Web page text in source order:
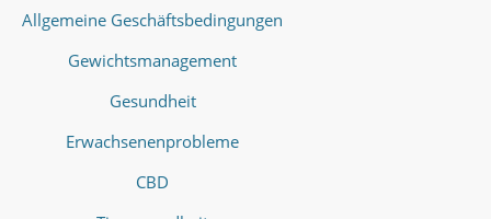
Allgemeine Geschäftsbedingungen
Gewichtsmanagement
Gesundheit
Erwachsenenprobleme
CBD